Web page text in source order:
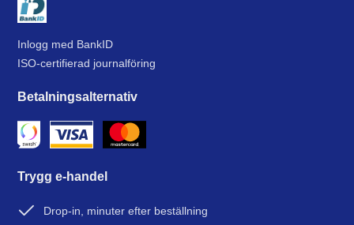
Inlogg med BankID
ISO-certifierad journalföring
Betalningsalternativ
Trygg e-handel
Drop-in, minuter efter beställning